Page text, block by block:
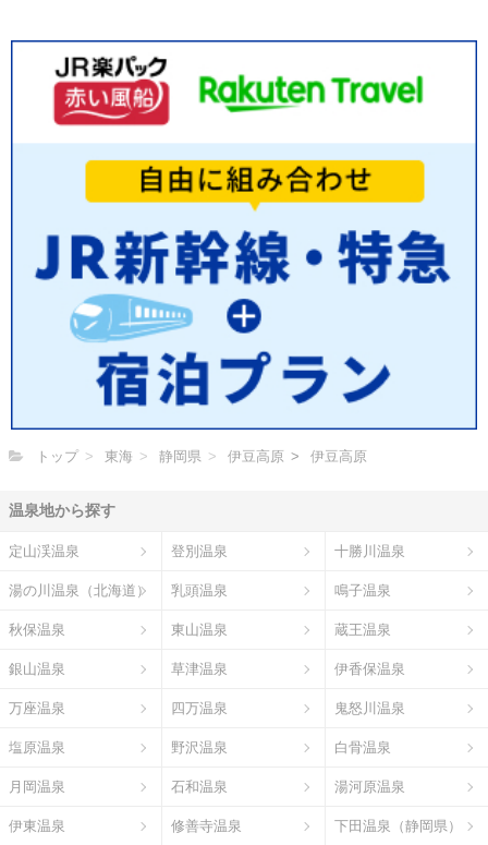
トップ 東海 静岡県 伊豆高原 伊豆高原
温泉地から探す
定山渓温泉 登別温泉 十勝川温泉
湯の川温泉（北海道） 乳頭温泉 鳴子温泉
秋保温泉 東山温泉 蔵王温泉
銀山温泉 草津温泉 伊香保温泉
万座温泉 四万温泉 鬼怒川温泉
塩原温泉 野沢温泉 白骨温泉
月岡温泉 石和温泉 湯河原温泉
伊東温泉 修善寺温泉 下田温泉（静岡県）